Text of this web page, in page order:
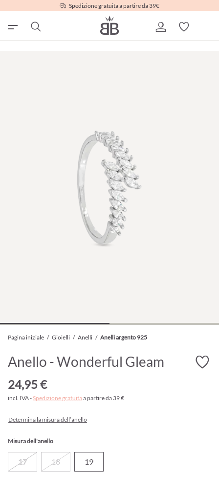
Spedizione gratuita a partire da 39€
Pagina iniziale / Gioielli / Anelli / Anelli argento 925
Anello - Wonderful Gleam
24,95 €
incl. IVA - Spedizione gratuitaa partire da 39 €
Determina la misura dell’anello
Misura dell'anello
17 18 19